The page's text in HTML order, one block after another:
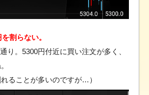
割らない。
り。5300円付近に買い注文が多く、
れることが多いのですが…）